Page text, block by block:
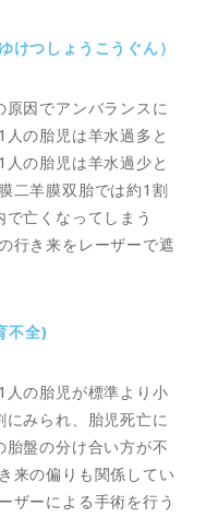
けつしょうこうぐん）
因でアンバランスに
の胎児は羊水過多と
の胎児は羊水過少と
二羊膜双胎では約1割
亡くなってしまう
行き来をレーザーで遮
不全)
の胎児が標準より小
みられ、胎児死亡に
盤の分け合い方が不
来の偏りも関係してい
ザーによる手術を行う